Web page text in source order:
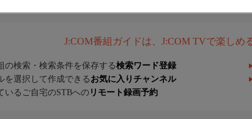
J:COM番組ガイドは、J:COM TVで楽しめ
の検索・検索条件を保存する検索ワード登録
を選択して作成できる お気に入りチャンネル
いるご自宅のSTBへの リモート録画予約